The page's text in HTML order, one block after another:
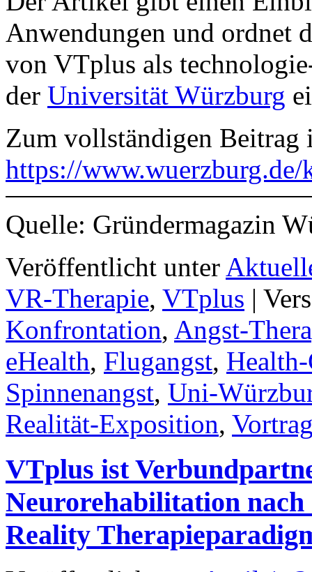
Anwendungen und ordnet
von VTplus als
der Universität Würzburg
Zum vollständigen Beitrag
https://
Quelle: Gründermagazin
Veröffentlicht unter
VR-Therapie, VTplus |
Konfrontation, Angst-
eHealth, Flugangst,
Spinnenangst, Uni-
Realität-Exposition,
VTplus ist
Neurorehabilitation
Reality